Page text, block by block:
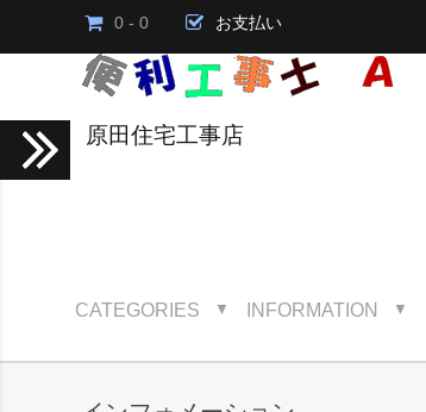
0 - 0 お支払い
原田住宅工事店
CATEGORIES ▼ INFORMATION ▼